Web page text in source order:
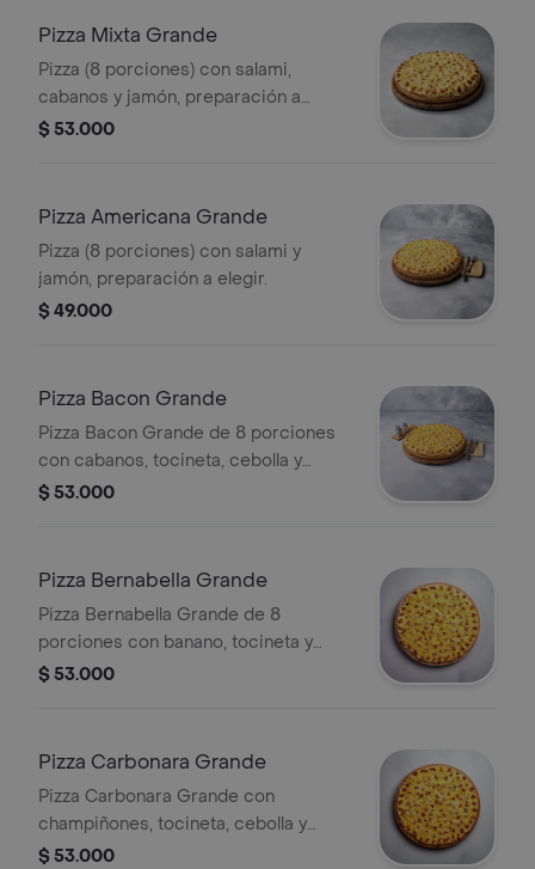
Pizza Mixta Grande
Pizza (8 porciones) con salami,
cabanos y jamón, preparación a
elegir.
$ 53.000
Pizza Americana Grande
Pizza (8 porciones) con salami y
jamón, preparación a elegir.
$ 49.000
Pizza Bacon Grande
Pizza Bacon Grande de 8 porciones
con cabanos, tocineta, cebolla y
orégano. Preparación a elegir.
$ 53.000
Pizza Bernabella Grande
Pizza Bernabella Grande de 8
porciones con banano, tocineta y
maíz tierno. Preparación a elegir.
$ 53.000
Pizza Carbonara Grande
Pizza Carbonara Grande con
champiñones, tocineta, cebolla y
orégano. Preparación a elegir. 8
$ 53.000